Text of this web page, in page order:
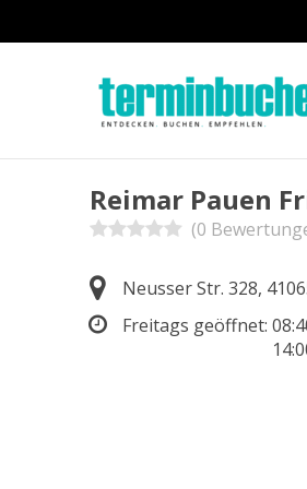
Reimar Pauen
(0
Neusser Str. 328,
Freitags geöffnet: